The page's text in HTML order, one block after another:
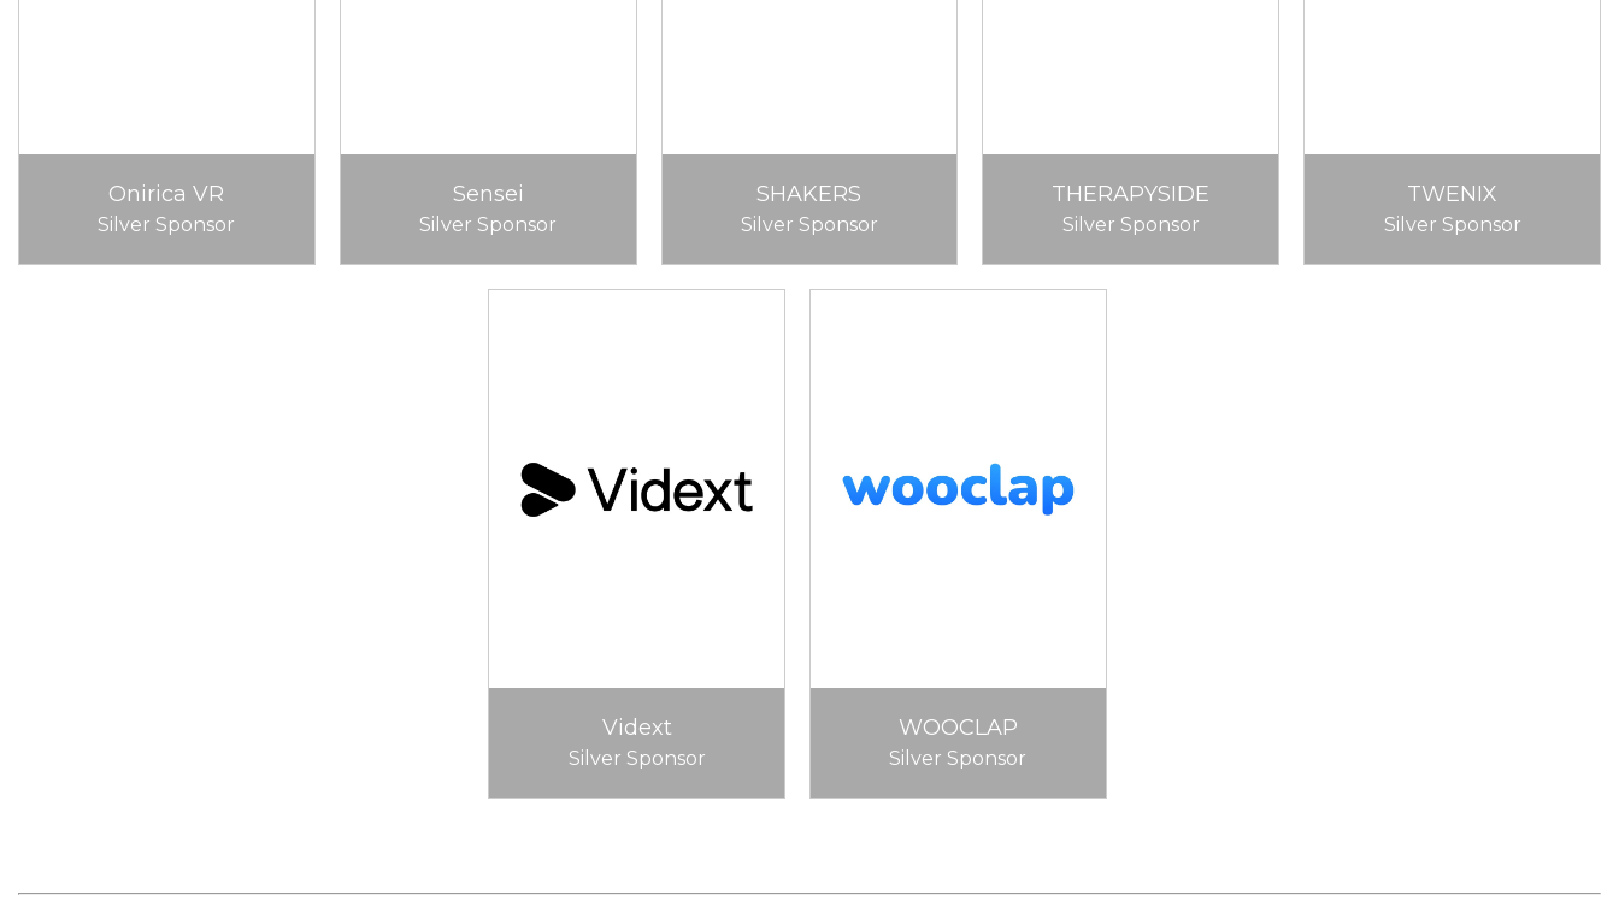
Onirica VR
Silver Sponsor
Sensei
Silver Sponsor
SHAKERS
Silver Sponsor
THERAPYSIDE
Silver Sponsor
TWENIX
Silver Sponsor
Vidext
Silver Sponsor
WOOCLAP
Silver Sponsor